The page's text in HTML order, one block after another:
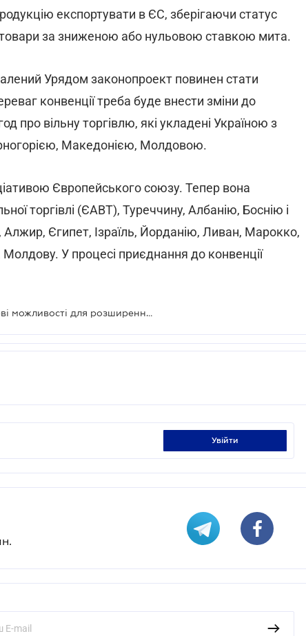
експортувати в ЄС, зберігаючи статус
за зниженою або нульовою ставкою мита.
Урядом законопроект повинен стати
конвенції треба буде внести зміни до
про вільну торгівлю, які укладені Україною з
Македонією, Молдовою.
Європейського союзу. Тепер вона
торгівлі (ЄАВТ), Туреччину, Албанію, Боснію і
Єгипет, Ізраїль, Йорданію, Ливан, Марокко,
У процесі приєднання до конвенції
У підприємств можуть з'явитися нові можливості для розширення експорту
увійти